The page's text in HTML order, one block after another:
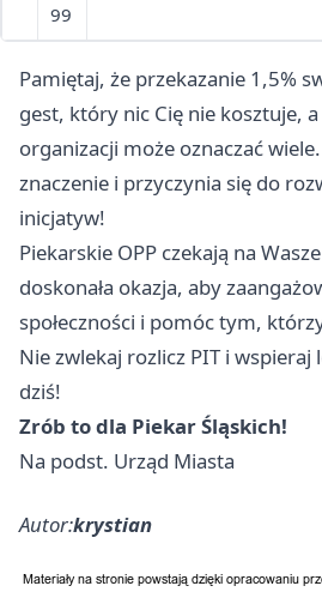
99
Pamiętaj, że przekazanie 1,5%
gest, który nic Cię nie kosztuje,
organizacji może oznaczać
znaczenie i przyczynia się do
inicjatyw!
Piekarskie OPP czekają na
doskonała okazja, aby
społeczności i pomóc tym,
Nie zwlekaj rozlicz PIT i wspieraj
dziś!
Zrób to dla Piekar Śląskich!
Na podst. Urząd Miasta
Autor:krystian